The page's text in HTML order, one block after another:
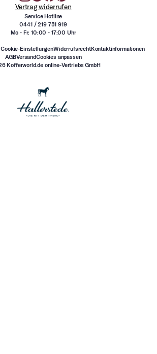
Vertrag widerrufen
Service Hotline
0441 / 219 751 919
Mo - Fr: 10:00 - 17:00 Uhr
Cookie-EinstellungenWiderrufsrechtKontaktinformationen
AGBVersandCookies anpassen
Kofferworld.de online-Vertriebs GmbH